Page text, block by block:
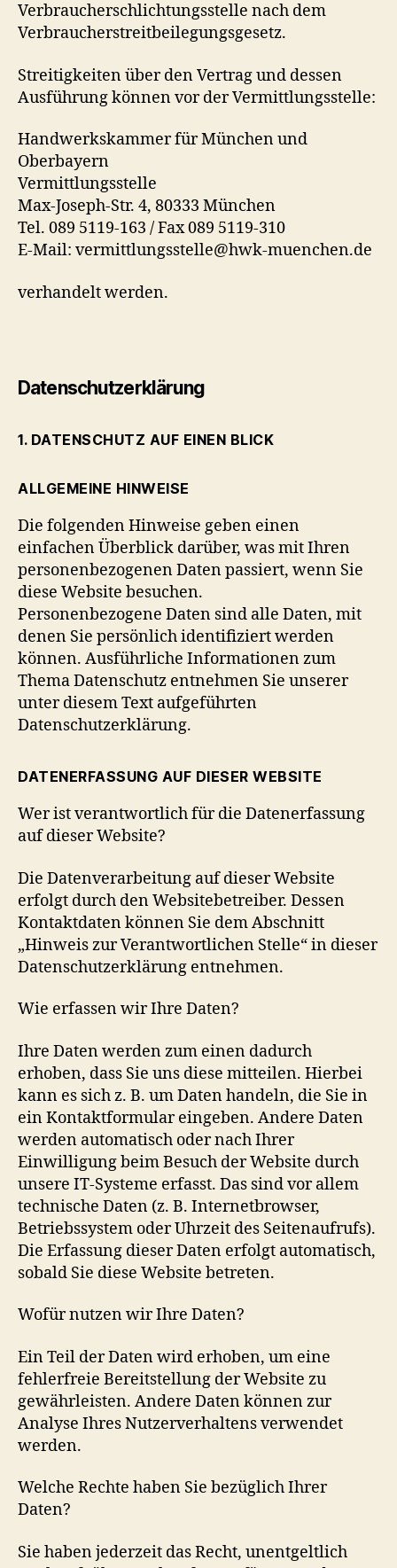
Verbraucherschlichtungsstelle nach dem
Verbraucherstreitbeilegungsgesetz.
Streitigkeiten über den Vertrag und dessen
Ausführung können vor der Vermittlungsstelle:
Handwerkskammer für München und
Oberbayern
Vermittlungsstelle
Max-Joseph-Str. 4, 80333 München
Tel. 089 5119-163 / Fax 089 5119-310
E-Mail: vermittlungsstelle@hwk-muenchen.de
verhandelt werden.
Datenschutzerklärung
1. DATENSCHUTZ AUF EINEN BLICK
ALLGEMEINE HINWEISE
Die folgenden Hinweise geben einen
einfachen Überblick darüber, was mit Ihren
personenbezogenen Daten passiert, wenn Sie
diese Website besuchen.
Personenbezogene Daten sind alle Daten, mit
denen Sie persönlich identifiziert werden
können. Ausführliche Informationen zum
Thema Datenschutz entnehmen Sie unserer
unter diesem Text aufgeführten
Datenschutzerklärung.
DATENERFASSUNG AUF DIESER WEBSITE
Wer ist verantwortlich für die Datenerfassung
auf dieser Website?
Die Datenverarbeitung auf dieser Website
erfolgt durch den Websitebetreiber. Dessen
Kontaktdaten können Sie dem Abschnitt
„Hinweis zur Verantwortlichen Stelle“ in dieser
Datenschutzerklärung entnehmen.
Wie erfassen wir Ihre Daten?
Ihre Daten werden zum einen dadurch
erhoben, dass Sie uns diese mitteilen. Hierbei
kann es sich z. B. um Daten handeln, die Sie in
ein Kontaktformular eingeben. Andere Daten
werden automatisch oder nach Ihrer
Einwilligung beim Besuch der Website durch
unsere IT-Systeme erfasst. Das sind vor allem
technische Daten (z. B. Internetbrowser,
Betriebssystem oder Uhrzeit des Seitenaufrufs).
Die Erfassung dieser Daten erfolgt automatisch,
sobald Sie diese Website betreten.
Wofür nutzen wir Ihre Daten?
Ein Teil der Daten wird erhoben, um eine
fehlerfreie Bereitstellung der Website zu
gewährleisten. Andere Daten können zur
Analyse Ihres Nutzerverhaltens verwendet
werden.
Welche Rechte haben Sie bezüglich Ihrer
Daten?
Sie haben jederzeit das Recht, unentgeltlich